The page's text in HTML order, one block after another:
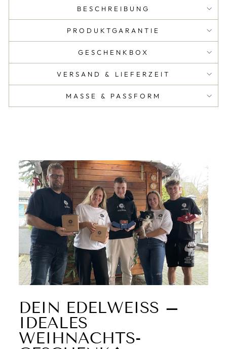
BESCHREIBUNG
PRODUKTGARANTIE
GESCHENKBOX
VERSAND & LIEFERZEIT
MASSE & PASSFORM
DEIN EDELWEISS – I
DEALES W
EIHNACHTS-G